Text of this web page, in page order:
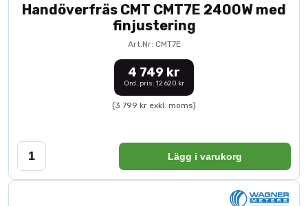
Handöverfräs CMT CMT7E 2400W med
finjustering
Art.Nr: CMT7E
4 749 kr
Ord. pris: 12 620 kr
(3 799 kr exkl. moms)
Lägg i varukorg